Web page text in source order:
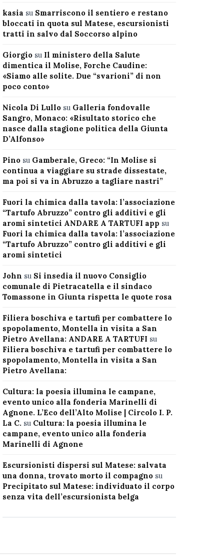
kasia su Smarriscono il sentiero e restano
bloccati in quota sul Matese, escursionisti
tratti in salvo dal Soccorso alpino
Giorgiosu Il ministero della Salute
dimentica il Molise, Forche Caudine:
«Siamo alle solite. Due “svarioni” di non
poco conto»
Nicola Di Lullosu Galleria fondovalle
Sangro, Monaco: «Risultato storico che
nasce dalla stagione politica della Giunta
D’Alfonso»
Pinosu Gamberale, Greco: “In Molise si
continua a viaggiare su strade dissestate,
ma poi si va in Abruzzo a tagliare nastri”
Fuori la chimica dalla tavola: l’associazione
“Tartufo Abruzzo” contro gli additivi e gli
aromi sintetici ANDARE A TARTUFI app su
Fuori la chimica dalla tavola: l’associazione
“Tartufo Abruzzo” contro gli additivi e gli
aromi sintetici
John su Si insedia il nuovo Consiglio
comunale di Pietracatella e il sindaco
Tomassone in Giunta rispetta le quote rosa
Filiera boschiva e tartufi per combattere lo
spopolamento, Montella in visita a San
Pietro Avellana: ANDARE A TARTUFI su
Filiera boschiva e tartufi per combattere lo
spopolamento, Montella in visita a San
Pietro Avellana:
Cultura: la poesia illumina le campane,
evento unico alla fonderia Marinelli di
Agnone. L’Eco dell’Alto Molise | Circolo I. P.
La C. su Cultura: la poesia illumina le
campane, evento unico alla fonderia
Marinelli di Agnone
Escursionisti dispersi sul Matese: salvata
una donna, trovato morto il compagnosu
Precipitato sul Matese: individuato il corpo
senza vita dell’escursionista belga